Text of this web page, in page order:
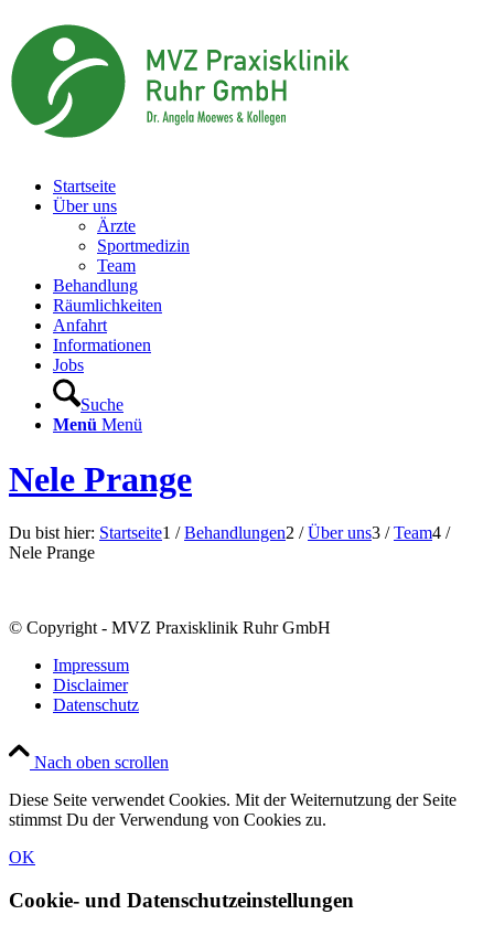
Startseite
Über uns
Ärzte
Sportmedizin
Team
Behandlung
Räumlichkeiten
Anfahrt
Informationen
Jobs
Suche
Menü Menü
Nele Prange
Du bist hier: Startseite1 / Behandlungen2 / Über uns3 / Team4 /
Nele Prange
© Copyright - MVZ Praxisklinik Ruhr GmbH
Impressum
Disclaimer
Datenschutz
Nach oben scrollen
Diese Seite verwendet Cookies. Mit der Weiternutzung der Seite
stimmst Du der Verwendung von Cookies zu.
OK
Cookie- und Datenschutzeinstellungen